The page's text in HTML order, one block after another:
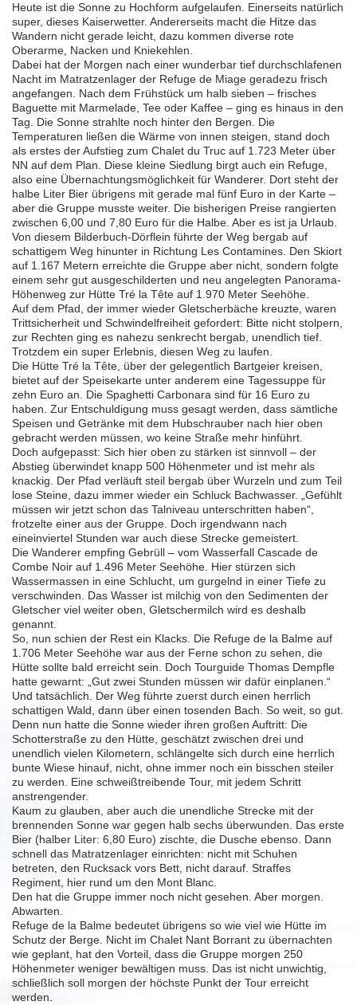
Heute ist die Sonne zu Hochform aufgelaufen. Einerseits natürlich
super, dieses Kaiserwetter. Andererseits macht die Hitze das
Wandern nicht gerade leicht, dazu kommen diverse rote
Oberarme, Nacken und Kniekehlen.
Dabei hat der Morgen nach einer wunderbar tief durchschlafenen
Nacht im Matratzenlager der Refuge de Miage geradezu frisch
angefangen. Nach dem Frühstück um halb sieben – frisches
Baguette mit Marmelade, Tee oder Kaffee – ging es hinaus in den
Tag. Die Sonne strahlte noch hinter den Bergen. Die
Temperaturen ließen die Wärme von innen steigen, stand doch
als erstes der Aufstieg zum Chalet du Truc auf 1.723 Meter über
NN auf dem Plan. Diese kleine Siedlung birgt auch ein Refuge,
also eine Übernachtungsmöglichkeit für Wanderer. Dort steht der
halbe Liter Bier übrigens mit gerade mal fünf Euro in der Karte –
aber die Gruppe musste weiter. Die bisherigen Preise rangierten
zwischen 6,00 und 7,80 Euro für die Halbe. Aber es ist ja Urlaub.
Von diesem Bilderbuch-Dörflein führte der Weg bergab auf
schattigem Weg hinunter in Richtung Les Contamines. Den Skiort
auf 1.167 Metern erreichte die Gruppe aber nicht, sondern folgte
einem sehr gut ausgeschilderten und neu angelegten Panorama-
Höhenweg zur Hütte Tré la Tête auf 1.970 Meter Seehöhe.
Auf dem Pfad, der immer wieder Gletscherbäche kreuzte, waren
Trittsicherheit und Schwindelfreiheit gefordert: Bitte nicht stolpern,
zur Rechten ging es nahezu senkrecht bergab, unendlich tief.
Trotzdem ein super Erlebnis, diesen Weg zu laufen.
Die Hütte Tré la Tête, über der gelegentlich Bartgeier kreisen,
bietet auf der Speisekarte unter anderem eine Tagessuppe für
zehn Euro an. Die Spaghetti Carbonara sind für 16 Euro zu
haben. Zur Entschuldigung muss gesagt werden, dass sämtliche
Speisen und Getränke mit dem Hubschrauber nach hier oben
gebracht werden müssen, wo keine Straße mehr hinführt.
Doch aufgepasst: Sich hier oben zu stärken ist sinnvoll – der
Abstieg überwindet knapp 500 Höhenmeter und ist mehr als
knackig. Der Pfad verläuft steil bergab über Wurzeln und zum Teil
lose Steine, dazu immer wieder ein Schluck Bachwasser. „Gefühlt
müssen wir jetzt schon das Talniveau unterschritten haben“,
frotzelte einer aus der Gruppe. Doch irgendwann nach
eineinviertel Stunden war auch diese Strecke gemeistert.
Die Wanderer empfing Gebrüll – vom Wasserfall Cascade de
Combe Noir auf 1.496 Meter Seehöhe. Hier stürzen sich
Wassermassen in eine Schlucht, um gurgelnd in einer Tiefe zu
verschwinden. Das Wasser ist milchig von den Sedimenten der
Gletscher viel weiter oben, Gletschermilch wird es deshalb
genannt.
So, nun schien der Rest ein Klacks. Die Refuge de la Balme auf
1.706 Meter Seehöhe war aus der Ferne schon zu sehen, die
Hütte sollte bald erreicht sein. Doch Tourguide Thomas Dempfle
hatte gewarnt: „Gut zwei Stunden müssen wir dafür einplanen.“
Und tatsächlich. Der Weg führte zuerst durch einen herrlich
schattigen Wald, dann über einen tosenden Bach. So weit, so gut.
Denn nun hatte die Sonne wieder ihren großen Auftritt: Die
Schotterstraße zu den Hütte, geschätzt zwischen drei und
unendlich vielen Kilometern, schlängelte sich durch eine herrlich
bunte Wiese hinauf, nicht, ohne immer noch ein bisschen steiler
zu werden. Eine schweißtreibende Tour, mit jedem Schritt
anstrengender.
Kaum zu glauben, aber auch die unendliche Strecke mit der
brennenden Sonne war gegen halb sechs überwunden. Das erste
Bier (halber Liter: 6,80 Euro) zischte, die Dusche ebenso. Dann
schnell das Matratzenlager einrichten: nicht mit Schuhen
betreten, den Rucksack vors Bett, nicht darauf. Straffes
Regiment, hier rund um den Mont Blanc.
Den hat die Gruppe immer noch nicht gesehen. Aber morgen.
Abwarten.
Refuge de la Balme bedeutet übrigens so wie viel wie Hütte im
Schutz der Berge. Nicht im Chalet Nant Borrant zu übernachten
wie geplant, hat den Vorteil, dass die Gruppe morgen 250
Höhenmeter weniger bewältigen muss. Das ist nicht unwichtig,
schließlich soll morgen der höchste Punkt der Tour erreicht
werden.